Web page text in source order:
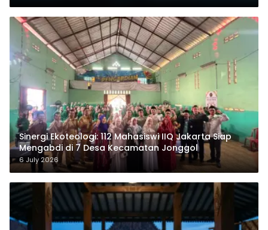
‎Sinergi Ekoteologi: 112 Mahasiswi IIQ Jakarta Siap
Mengabdi di 7 Desa Kecamatan Jonggol
6 July 2026